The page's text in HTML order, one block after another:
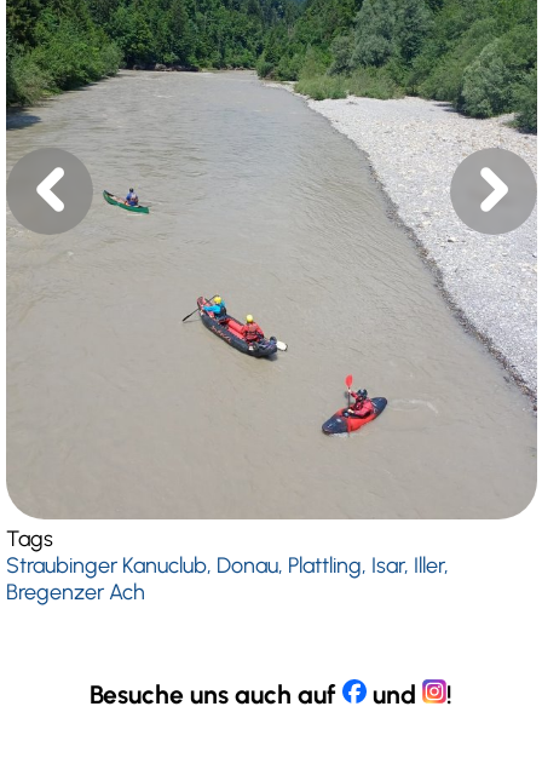
chevron_left chevron_right
Tags
Straubinger Kanuclub, Donau, Plattling, Isar, Iller,
Bregenzer Ach
Besuche uns auch auf und !